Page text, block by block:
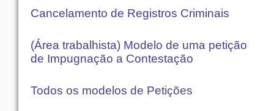
Cancelamento de Registros Criminais
(Área trabalhista) Modelo de uma petição
de Impugnação a Contestação
Todos os modelos de Petições